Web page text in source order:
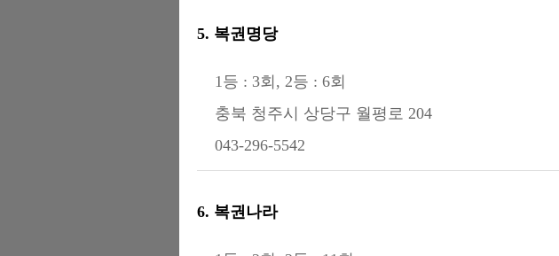
5. 복권명당
1등 : 3회, 2등 : 6회
충북 청주시 상당구 월평로 204
043-296-5542
6. 복권나라